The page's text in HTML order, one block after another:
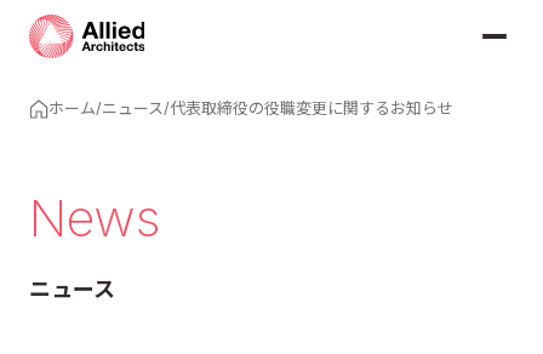
ホーム/ニュース/代表取締役の役職変更に関するお知らせ
News
ニュース